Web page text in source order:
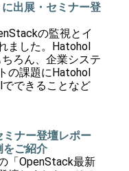
出展・セミナー登
の監視とイ
ました。Hatohol
ろん、企業システ
の課題にHatohol
できることなど
ミナー登壇レポー
をご紹介
「OpenStack最新